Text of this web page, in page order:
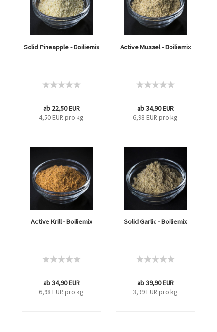
Solid Pineapple - Boiliemix
ab 22,50 EUR
4,50 EUR pro kg
Active Mussel - Boiliemix
ab 34,90 EUR
6,98 EUR pro kg
Active Krill - Boiliemix
ab 34,90 EUR
6,98 EUR pro kg
Solid Garlic - Boiliemix
ab 39,90 EUR
3,99 EUR pro kg